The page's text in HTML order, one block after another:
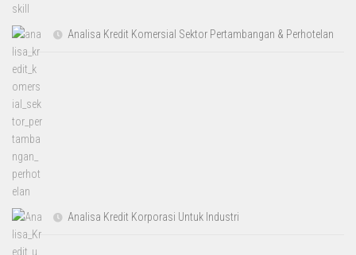
Analisa Kredit Komersial Sektor Pertambangan & Perhotelan
Analisa Kredit Korporasi Untuk Industri